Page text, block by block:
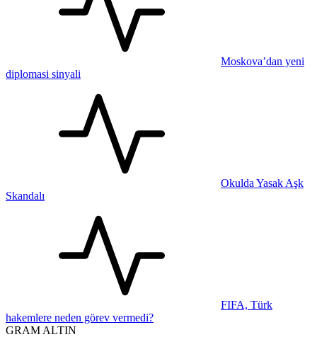
Moskova’dan yeni
diplomasi sinyali
Okulda Yasak Aşk
Skandalı
FIFA, Türk
hakemlere neden görev vermedi?
GRAM ALTIN